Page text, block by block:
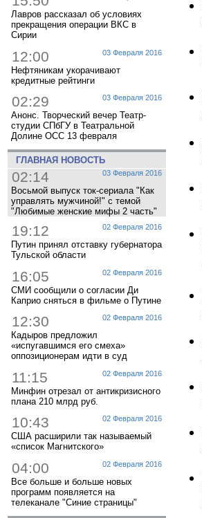
Лавров рассказал об условиях
прекращения операции ВКС в
Сирии
03 Февраля 2016
12:00
Нефтяникам укорачивают
кредитные рейтинги
03 Февраля 2016
02:29
Анонс. Творческий вечер Театр-
студии СПбГУ в Театральной
Долине ОСС 13 февраля
ГЛАВНАЯ НОВОСТЬ
03 Февраля 2016
02:14
Восьмой выпуск ток-сериала "Как
управлять мужчиной!" с темой
"Любимые женские мифы 2 часть"
02 Февраля 2016
19:12
Путин принял отставку губернатора
Тульской области
02 Февраля 2016
16:05
СМИ сообщили о согласии Ди
Каприо сняться в фильме о Путине
02 Февраля 2016
12:30
Кадыров предложил
«испугавшимся его смеха»
оппозиционерам идти в суд
02 Февраля 2016
11:15
Минфин отрезал от антикризисного
плана 210 млрд руб.
02 Февраля 2016
10:43
США расширили так называемый
«список Магнитского»
02 Февраля 2016
04:00
Все больше и больше новых
программ появляется на
телеканале "Синие страницы"